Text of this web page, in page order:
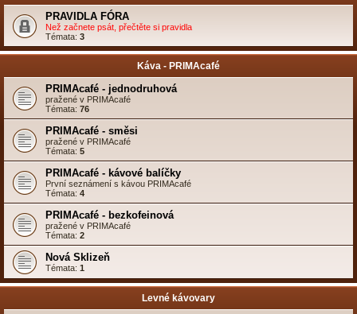
PRAVIDLA FÓRA
Než začnete psát, přečtěte si pravidla
Témata: 3
Káva - PRIMAcafé
PRIMAcafé - jednodruhová
pražené v PRIMAcafé
Témata: 76
PRIMAcafé - směsi
pražené v PRIMAcafé
Témata: 5
PRIMAcafé - kávové balíčky
První seznámení s kávou PRIMAcafé
Témata: 4
PRIMAcafé - bezkofeinová
pražené v PRIMAcafé
Témata: 2
Nová Sklizeň
Témata: 1
Levné kávovary